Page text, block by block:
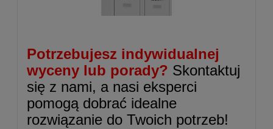
Potrzebujesz indywidualnej
wyceny lub porady? Skontaktuj
się z nami, a nasi eksperci
pomogą dobrać idealne
rozwiązanie do Twoich potrzeb!